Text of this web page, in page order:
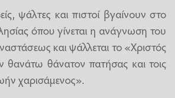
ψάλτες και πιστοί βγαίνουν στο
όπου γίνεται η ανάγνωση του
και ψάλλεται το «Χριστός
θανάτω θάνατον πατήσας και τοις
χαρισάμενος».